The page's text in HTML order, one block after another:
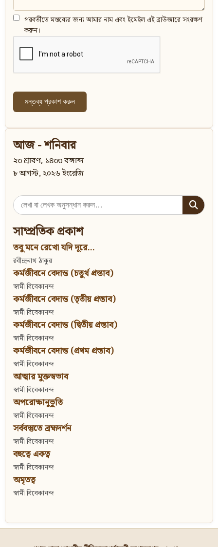
পরবর্তীতে মন্তব্যের জন্য আমার নাম এবং ইমেইল এই ব্রাউজারে সংরক্ষণ
করুন।
আজ - শনিবার
২৩ শ্রাবণ, ১৪৩৩ বঙ্গাব্দ
৮ আগস্ট, ২০২৬ ইংরেজি
Search
for:
সাম্প্রতিক প্রকাশ
তবু মনে রেখো যদি দূরে...
রবীন্দ্রনাথ ঠাকুর
কর্মজীবনে বেদান্ত (চতুর্থ প্রস্তাব)
স্বামী বিবেকানন্দ
কর্মজীবনে বেদান্ত (তৃতীয় প্রস্তাব)
স্বামী বিবেকানন্দ
কর্মজীবনে বেদান্ত (দ্বিতীয় প্রস্তাব)
স্বামী বিবেকানন্দ
কর্মজীবনে বেদান্ত (প্রথম প্রস্তাব)
স্বামী বিবেকানন্দ
আত্মার মুক্তস্বভাব
স্বামী বিবেকানন্দ
অপরোক্ষানুভূতি
স্বামী বিবেকানন্দ
সর্ববস্তুতে ব্রহ্মদর্শন
স্বামী বিবেকানন্দ
বহুত্বে একত্ব
স্বামী বিবেকানন্দ
অমৃতত্ব
স্বামী বিবেকানন্দ